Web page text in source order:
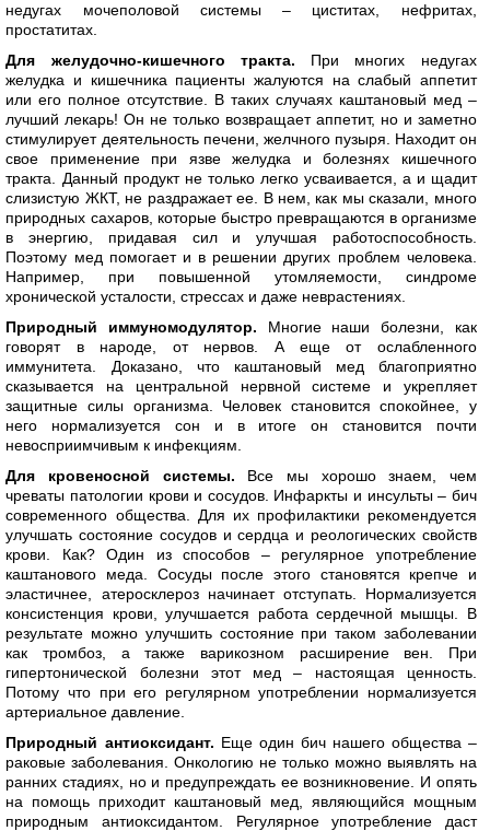
недугах мочеполовой системы – циститах, нефритах,
простатитах.
Для желудочно-кишечного тракта. При многих недугах
желудка и кишечника пациенты жалуются на слабый аппетит
или его полное отсутствие. В таких случаях каштановый мед –
лучший лекарь! Он не только возвращает аппетит, но и заметно
стимулирует деятельность печени, желчного пузыря. Находит он
свое применение при язве желудка и болезнях кишечного
тракта. Данный продукт не только легко усваивается, а и щадит
слизистую ЖКТ, не раздражает ее. В нем, как мы сказали, много
природных сахаров, которые быстро превращаются в организме
в энергию, придавая сил и улучшая работоспособность.
Поэтому мед помогает и в решении других проблем человека.
Например, при повышенной утомляемости, синдроме
хронической усталости, стрессах и даже неврастениях.
Природный иммуномодулятор. Многие наши болезни, как
говорят в народе, от нервов. А еще от ослабленного
иммунитета. Доказано, что каштановый мед благоприятно
сказывается на центральной нервной системе и укрепляет
защитные силы организма. Человек становится спокойнее, у
него нормализуется сон и в итоге он становится почти
невосприимчивым к инфекциям.
Для кровеносной системы. Все мы хорошо знаем, чем
чреваты патологии крови и сосудов. Инфаркты и инсульты – бич
современного общества. Для их профилактики рекомендуется
улучшать состояние сосудов и сердца и реологических свойств
крови. Как? Один из способов – регулярное употребление
каштанового меда. Сосуды после этого становятся крепче и
эластичнее, атеросклероз начинает отступать. Нормализуется
консистенция крови, улучшается работа сердечной мышцы. В
результате можно улучшить состояние при таком заболевании
как тромбоз, а также варикозном расширение вен. При
гипертонической болезни этот мед – настоящая ценность.
Потому что при его регулярном употреблении нормализуется
артериальное давление.
Природный антиоксидант. Еще один бич нашего общества –
раковые заболевания. Онкологию не только можно выявлять на
ранних стадиях, но и предупреждать ее возникновение. И опять
на помощь приходит каштановый мед, являющийся мощным
природным антиоксидантом. Регулярное употребление даст